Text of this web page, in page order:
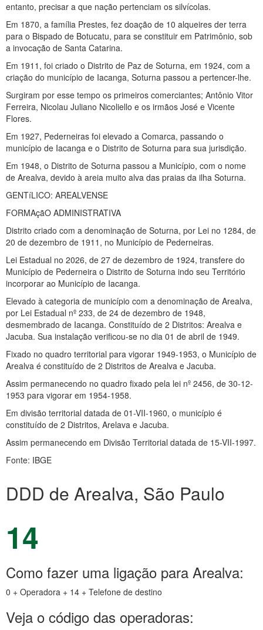
entanto, precisar a que nação pertenciam os silvícolas.
Em 1870, a família Prestes, fez doação de 10 alqueires der terra
para o Bispado de Botucatu, para se constituir em Patrimônio, sob
a invocação de Santa Catarina.
Em 1911, foi criado o Distrito de Paz de Soturna, em 1924, com a
criação do município de Iacanga, Soturna passou a pertencer-lhe.
Surgiram por esse tempo os primeiros comerciantes; Antônio Vitor
Ferreira, Nicolau Juliano Nicoliello e os irmãos José e Vicente
Flores.
Em 1927, Pederneiras foi elevado a Comarca, passando o
município de Iacanga e o Distrito de Soturna para sua jurisdição.
Em 1948, o Distrito de Soturna passou a Município, com o nome
de Arealva, devido à areia muito alva das praias da ilha Soturna.
GENTíLICO: AREALVENSE
FORMAçãO ADMINISTRATIVA
Distrito criado com a denominação de Soturna, por Lei no 1284, de
20 de dezembro de 1911, no Município de Pederneiras.
Lei Estadual no 2026, de 27 de dezembro de 1924, transfere do
Município de Pederneira o Distrito de Soturna indo seu Território
incorporar ao Município de Iacanga.
Elevado à categoria de município com a denominação de Arealva,
por Lei Estadual nº 233, de 24 de dezembro de 1948,
desmembrado de Iacanga. Constituído de 2 Distritos: Arealva e
Jacuba. Sua instalação verificou-se no dia 01 de abril de 1949.
Fixado no quadro territorial para vigorar 1949-1953, o Município de
Arealva é constituído de 2 Distritos de Arealva e Jacuba.
Assim permanecendo no quadro fixado pela lei nº 2456, de 30-12-
1953 para vigorar em 1954-1958.
Em divisão territorial datada de 01-VII-1960, o município é
constituído de 2 Distritos, Arelava e Jacuba.
Assim permanecendo em Divisão Territorial datada de 15-VII-1997.
Fonte: IBGE
DDD de Arealva, São Paulo
14
Como fazer uma ligação para Arealva:
0 + Operadora + 14 + Telefone de destino
Veja o código das operadoras: